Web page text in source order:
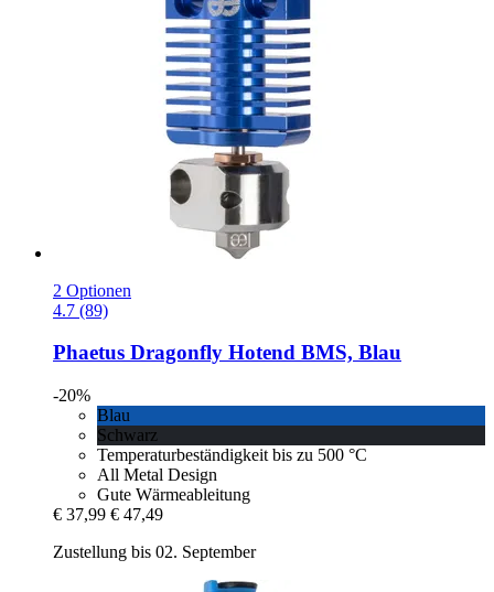
2 Optionen
4.7 (89)
Phaetus Dragonfly Hotend BMS, Blau
-20%
Blau
Schwarz
Temperaturbeständigkeit bis zu 500 °C
All Metal Design
Gute Wärmeableitung
€ 37,99 € 47,49
Zustellung bis 02. September